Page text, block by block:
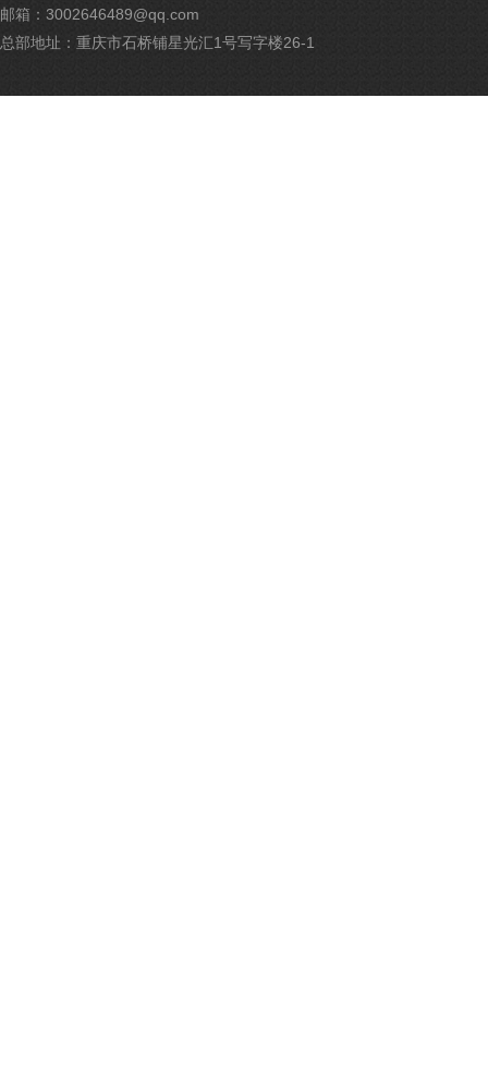
邮箱：3002646489@qq.com
总部地址：重庆市石桥铺星光汇1号写字楼26-1